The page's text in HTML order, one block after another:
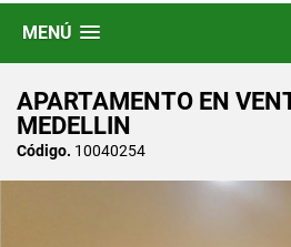
MENÚ
APARTAMENTO EN
MEDELLIN
Código. 10040254